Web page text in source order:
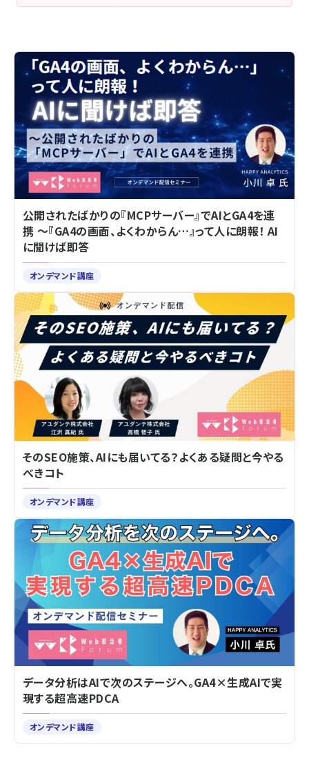
公開されたばかりの『MCPサーバー』でAIとGA4を連
携 ～『GA4の画面、よくわからん…』って人に朗報！ AI
に聞けば即答
オンデマンド講座
そのSEO施策、AIにも届いてる？よくある疑問と今やる
べきコト
オンデマンド講座
データ分析はAIで次のステージへ。GA4×生成AIで実
現する超高速PDCA
オンデマンド講座